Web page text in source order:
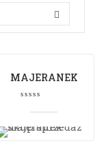
MAJERANEK